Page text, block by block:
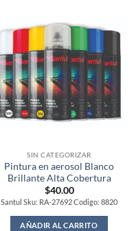
SIN CATEGORIZAR
Pintura en aerosol Blanco
Brillante Alta Cobertura
$40.00
Santul Sku: RA-27692 Codigo: 8820
AÑADIR AL CARRITO